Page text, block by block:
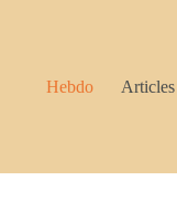
Hebdo Articles